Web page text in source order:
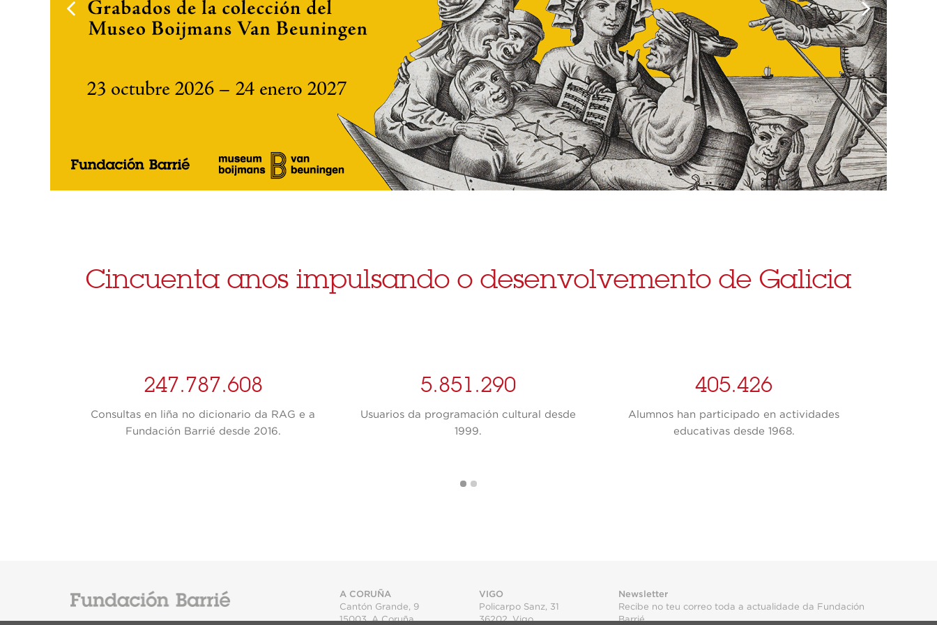
Cincuenta anos impulsando o desenvolvemento de Galicia
247.787.608
Consultas en liña no dicionario da RAG e a
Fundación Barrié desde 2016.
5.851.290
Usuarios da programación cultural desde
1999.
405.426
Alumnos han participado en actividades
educativas desde 1968.
A CORUÑA
Cantón Grande, 9
15003,A Coruña
VIGO
Policarpo Sanz, 31
36202,Vigo
Newsletter
Recibe no teu correo toda a actualidade da Fundación
Barrié